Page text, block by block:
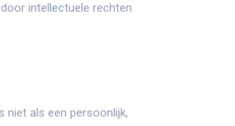
intellectuele rechten
niet als een persoonlijk,